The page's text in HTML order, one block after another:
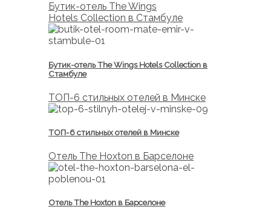
Бутик-отель The Wings
Hotels Collection в Стамбуле
Бутик-отель The Wings Hotels Collection в
Стамбуле
ТОП-6 стильных отелей в Минске
ТОП-6 стильных отелей в Минске
Отель The Hoxton в Барселоне
Отель The Hoxton в Барселоне